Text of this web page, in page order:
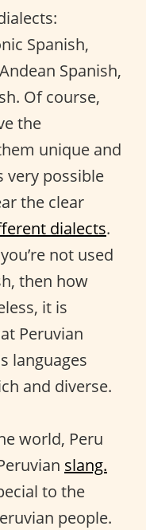
Spanish,
Spanish,
Of course,
the
unique and
very possible
the clear
dialects.
not used
then how
it is
Peruvian
languages
and diverse.
world, Peru
slang.
to the
people.